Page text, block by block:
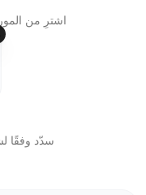
اشترِ من
سدّد وفقًا